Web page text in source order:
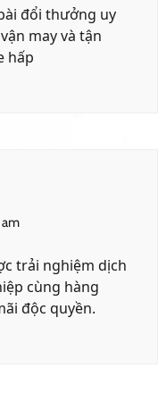
đổi thưởng uy
may và tận
hấp
trải nghiệm dịch
cùng hàng
độc quyền.